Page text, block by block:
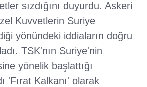
sızdığını duyurdu. Askeri
Kuvvetlerin Suriye
yönündeki iddiaların doğru
TSK'nın Suriye'nin
yönelik başlattığı
'Fırat Kalkanı' olarak